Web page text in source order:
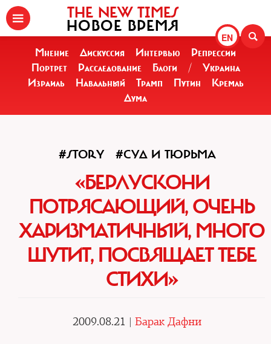
EN
THE NEW TIMES
НОВОЕ ВРЕМЯ
Мнение Дискуссия Интервью
Репрессии
Портрет
Расследование Блоги /
Украина
Израиль
Навальный Трамп Путин
Кремль
Дума
#STORY #СУД И ТЮРЬМА
«БЕРЛУСКОНИ
ПОТРЯСАЮЩИЙ, ОЧЕНЬ
ХАРИЗМАТИЧНЫЙ, МНОГО
ШУТИТ, ПОСВЯЩАЕТ ТЕБЕ
СТИХИ»
2009.08.21 | Барак Дафни